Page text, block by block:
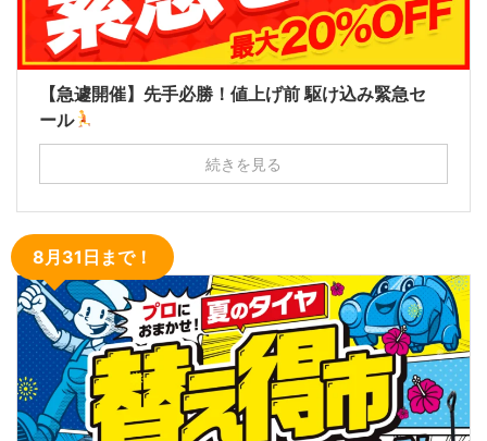
【急遽開催】先手必勝！値上げ前 駆け込み緊急セ
ール
続きを見る
8月31日まで！